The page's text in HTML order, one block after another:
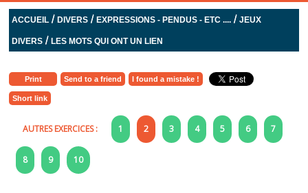
ACCUEIL /DIVERS /EXPRESSIONS - PENDUS - ETC .... /JEUX
DIVERS /LES MOTS QUI ONT UN LIEN
Print Send to a friend I found a mistake !
Short link
AUTRES EXERCICES : 1 2 3 4 5 6 7
8 9 10